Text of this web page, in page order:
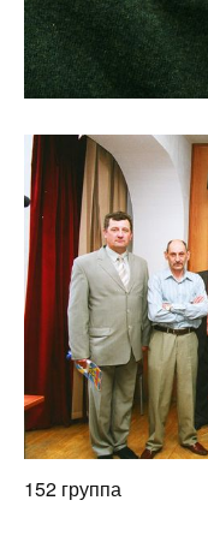
152 группа